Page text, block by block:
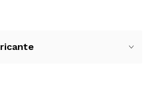
o proyectos